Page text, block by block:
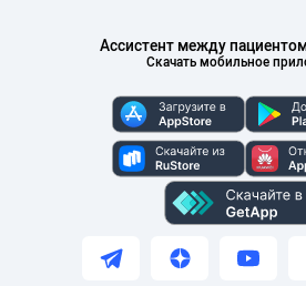
Ассистент между
Скачать мобильное